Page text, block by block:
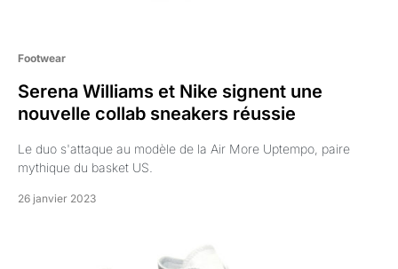
Footwear
Serena Williams et Nike signent une
nouvelle collab sneakers réussie
Le duo s'attaque au modèle de la Air More Uptempo, paire
mythique du basket US.
26 janvier 2023